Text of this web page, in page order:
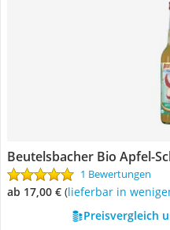
Beutelsbacher Bio Apfel-
1 Bewertungen
ab 17,00 € ( Lieferbar in
Preisvergleich